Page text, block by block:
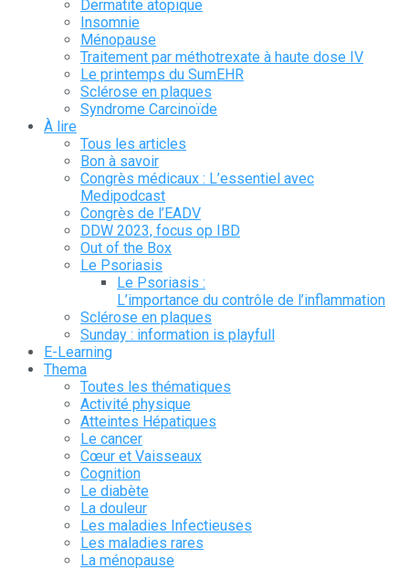
Dermatite atopique
Insomnie
Ménopause
Traitement par méthotrexate à haute dose IV
Le printemps du SumEHR
Sclérose en plaques
Syndrome Carcinoïde
À lire
Tous les articles
Bon à savoir
Congrès médicaux : L’essentiel avec
Medipodcast
Congrès de l’EADV
DDW 2023, focus op IBD
Out of the Box
Le Psoriasis
Le Psoriasis :
L’importance du contrôle de l’inflammation
Sclérose en plaques
Sunday : information is playfull
E-Learning
Thema
Toutes les thématiques
Activité physique
Atteintes Hépatiques
Le cancer
Cœur et Vaisseaux
Cognition
Le diabète
La douleur
Les maladies Infectieuses
Les maladies rares
La ménopause